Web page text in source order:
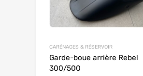
CARÉNAGES & RÉSERVOIR
Garde-boue arrière Rebel
300/500